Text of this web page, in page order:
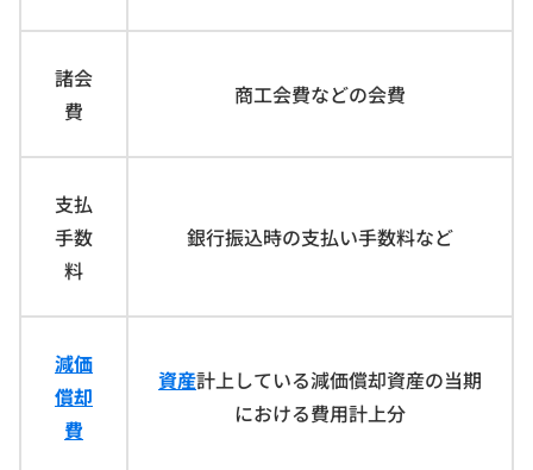
諸会
費
商工会費などの会費
支払
手数
料
銀行振込時の支払い手数料など
減価
償却
費
資産計上している減価償却資産の当期
における費用計上分